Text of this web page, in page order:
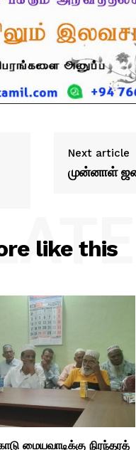
Next article
முன்னாள்
like this
மையவாடிக்கு நிரந்தரத்